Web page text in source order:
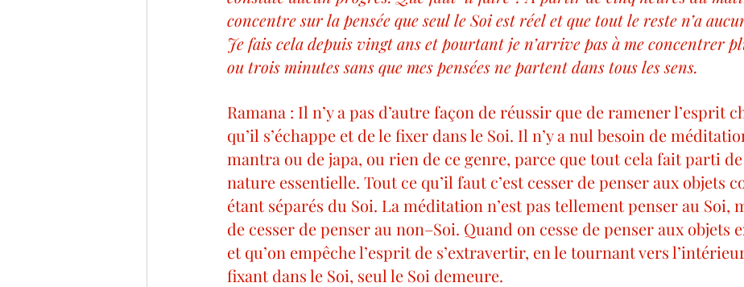
concentre sur la pensée que seul le Soi est réel et que tout le reste n’a
Je fais cela depuis vingt ans et pourtant je n’arrive pas à me concentrer
ou trois minutes sans que mes pensées ne partent dans tous les sens.
Ramana : Il n’y a pas d’autre façon de réussir que de ramener l’esprit
qu’il s’échappe et de le fixer dans le Soi. Il n’y a nul besoin de
mantra ou de japa, ou rien de ce genre, parce que tout cela fait parti
nature essentielle. Tout ce qu’il faut c’est cesser de penser aux objets
étant séparés du Soi. La méditation n’est pas tellement penser au Soi,
de cesser de penser au non–Soi. Quand on cesse de penser aux objets
et qu’on empêche l’esprit de s’extravertir, en le tournant vers
fixant dans le Soi, seul le Soi demeure.